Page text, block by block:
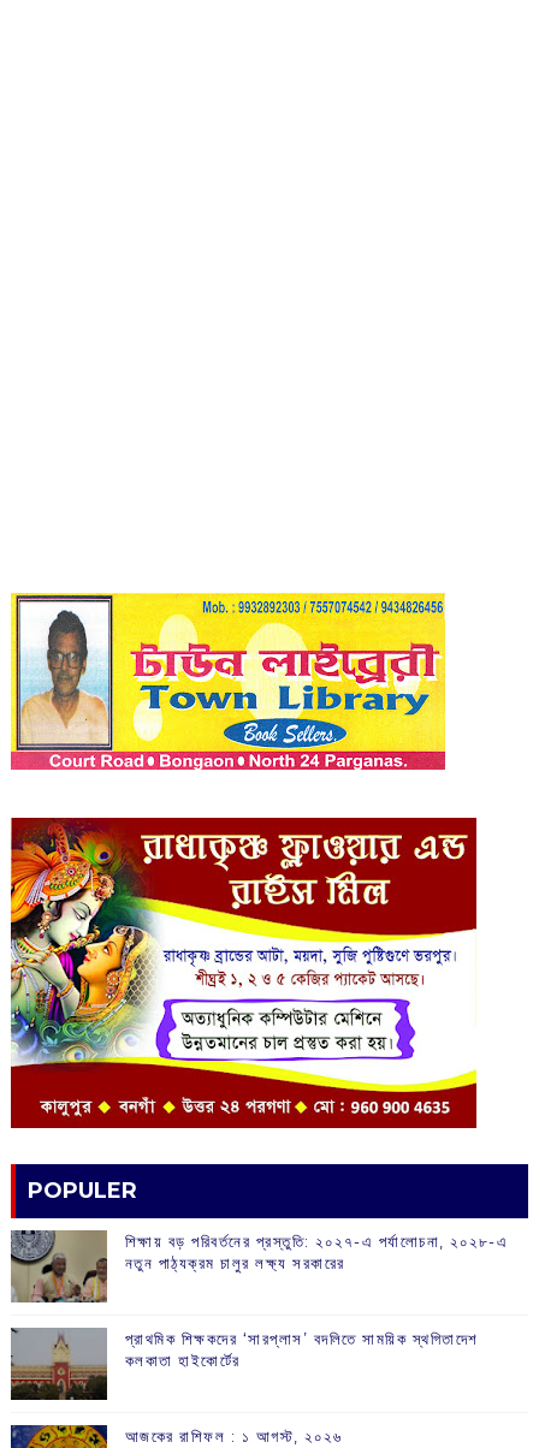
POPULER
শিক্ষায় বড় পরিবর্তনের প্রস্তুতি: ২০২৭-এ পর্যালোচনা, ২০২৮-এ
নতুন পাঠ্যক্রম চালুর লক্ষ্য সরকারের
প্রাথমিক শিক্ষকদের ‘সারপ্লাস’ বদলিতে সাময়িক স্থগিতাদেশ
কলকাতা হাইকোর্টের
আজকের রাশিফল :‌ ‌‌১ আগস্ট, ২০২৬